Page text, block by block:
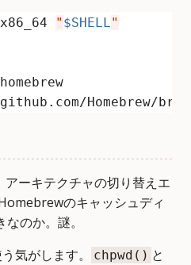
" $SHELL"
Homebrew/
ーキテクチャの切り替えエ
のキャッシュディ
のか。謎。
気がします。
chpwd() と